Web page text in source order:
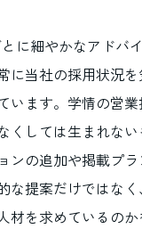
に細やかなアドバ
に当社の採用状況
います。学情の営
くしては生まれない
ンの追加や掲載プ
な提案だけではな
材を求めているの